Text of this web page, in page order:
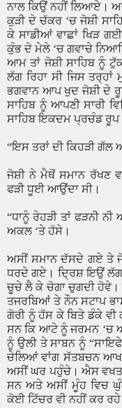
ਨਾਲ ਕਿਉਂ ਨਹੀਂ ਲਿਆਏ।
ਕੁੜੀ ਦੇ ਚੱਕਰ ‘ਚ ਜੋਸ਼ੀ
ਕੇ ਸਾਡੀਆਂ ਵਾਛਾਂ ਖਿੜ
ਕੁੰਭ ਦੇ ਮੇਲੇ ‘ਚ ਗਵਾਚੇ
ਆਮ ਤਾਂ ਜੋਸ਼ੀ ਸਾਹਿਬ ਨੂੰ
ਲੱਗ ਰਿਹਾ ਸੀ ਜਿਸ ਤਰ੍ਹਾਂ
ਭਗਵਾਨ ਆਪ ਖੁਦ ਜੋਸ਼ੀ ਦੇ
ਸਾਹਿਬ ਨੂੰ ਆਪਣੀ ਸਾਰੀ
ਸਾਹਿਬ ਇਕਦਮ ਪ੍ਰਚੰਡ
“ਇਸ ਤਰਾਂ ਦੀ ਕਿਹੜੀ ਗੱਲ
ਜੋਸ਼ੀ ਨੇ ਮੈਥੋਂ ਸਮਾਨ ਰੱਖਣ
ਫੜੀ ਧੂਈ ਆਉਂਦਾ ਸੀ।
“ਧਾਨੂੰ ਰੇਹੜੀ ਤਾਂ ਫੜਨੀ ਨੀ
ਅਕਲ ‘ਤੇ ਹੱਸੇ।
ਅਸੀਂ ਸਮਾਨ ਦੱਸਦੇ ਗਏ ਤੇ
ਧਰਦੇ ਗਏ। ਦ੍ਰਿਸ਼ ਇਉਂ ਲੱਗ
ਚੂਚੇ ਲੈ ਕੇ ਚੋਗਾ ਚੁਗਦੀ ਹੋਵੇ।
ਤਜਰਬਿਆਂ ਤੇ ਨੌਨ ਸਟਾਪ
ਗੋਰੀ ਨੂੰ ਹੱਸ ਕੇ ਬਿਤੇ ਡੰਕੇ ਵੀ
ਸਨ ਕਿ ਆਟੇ ਨੂੰ ਜਰਮਨ ‘ਚ
ਨੂੰ ਉਲੀ ਤੇ ਸਾਬਨ ਨੂੰ “ਸਾਇਫੇ
ਚੇਲਿਆਂ ਵਾਂਗ ਸੱਤਬਚਨ ਆਖ
ਅਸੀਂ ਘਰ ਪਹੁੰਚੇ। ਐਸ ਵਖਤ
ਸਨ ਅਤੇ ਅਸੀਂ ਮੂੰਹ ਵਿਚ
ਕੋਈ ਟਿੱਚਰ ਵੀ ਨਹੀਂ ਕਰ ਰਹੇ